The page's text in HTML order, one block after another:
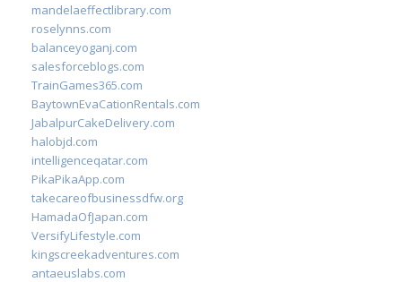
mandelaeffectlibrary.com
roselynns.com
balanceyoganj.com
salesforceblogs.com
TrainGames365.com
BaytownEvaCationRentals.com
JabalpurCakeDelivery.com
halobjd.com
intelligenceqatar.com
PikaPikaApp.com
takecareofbusinessdfw.org
HamadaOfJapan.com
VersifyLifestyle.com
kingscreekadventures.com
antaeuslabs.com